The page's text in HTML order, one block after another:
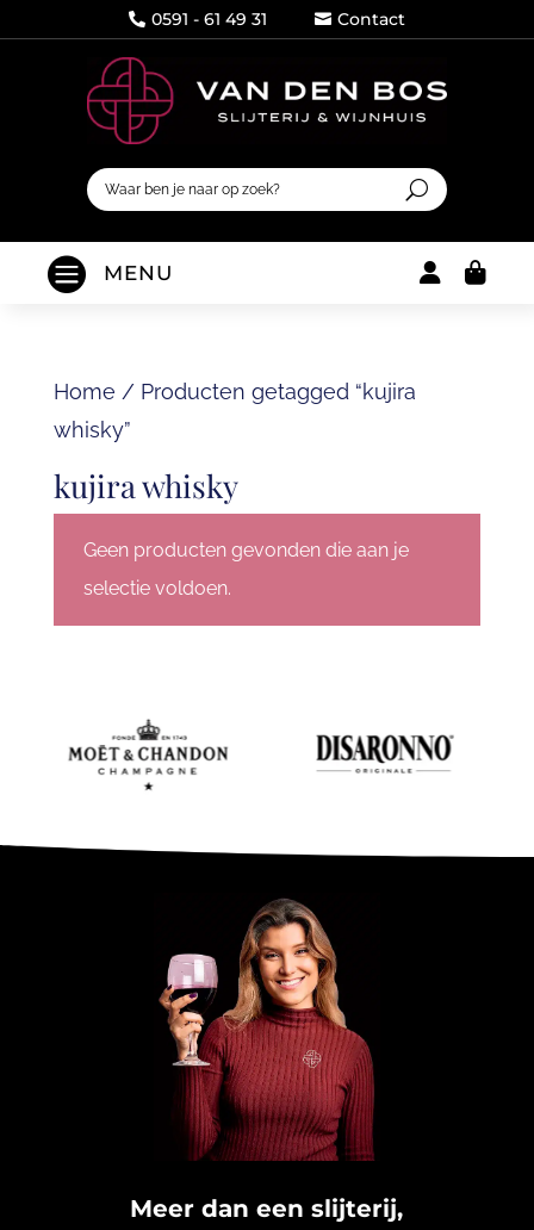
 0591 - 61 49 31  Contact
 MENU 
Home / Producten getagged “kujira
whisky”
kujira whisky
Geen producten gevonden die aan je
selectie voldoen.
Meer dan een slijterij,